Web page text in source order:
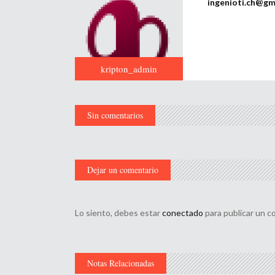
kripton_admin
Sin comentarios
Dejar un comentario
Lo siento, debes estarconectado para publicar un
Notas Relacionadas